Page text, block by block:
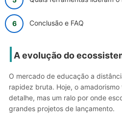
Conclusão e FAQ
A evolução do
O mercado de educação a
rapidez bruta. Hoje, o
detalhe, mas um ralo por onde
grandes projetos de lançamento.